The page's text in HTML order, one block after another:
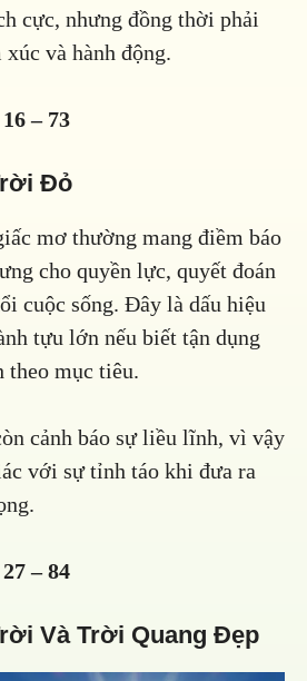
cực, nhưng đồng thời phải
và hành động.
16 – 73
Đỏ
mơ thường mang điềm báo
cho quyền lực, quyết đoán
cuộc sống. Đây là dấu hiệu
tựu lớn nếu biết tận dụng
theo mục tiêu.
cảnh báo sự liều lĩnh, vì vậy
với sự tỉnh táo khi đưa ra
27 – 84
Và Trời Quang Đẹp